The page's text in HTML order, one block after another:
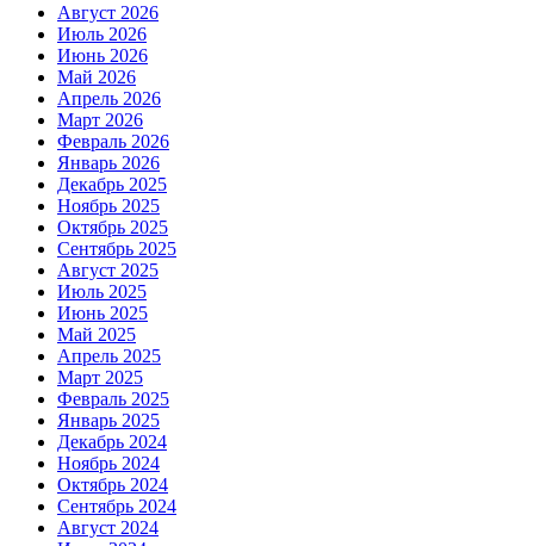
Август 2026
Июль 2026
Июнь 2026
Май 2026
Апрель 2026
Март 2026
Февраль 2026
Январь 2026
Декабрь 2025
Ноябрь 2025
Октябрь 2025
Сентябрь 2025
Август 2025
Июль 2025
Июнь 2025
Май 2025
Апрель 2025
Март 2025
Февраль 2025
Январь 2025
Декабрь 2024
Ноябрь 2024
Октябрь 2024
Сентябрь 2024
Август 2024